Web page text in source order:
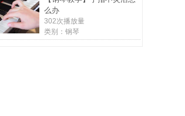
么办
302次播放量
类别：钢琴